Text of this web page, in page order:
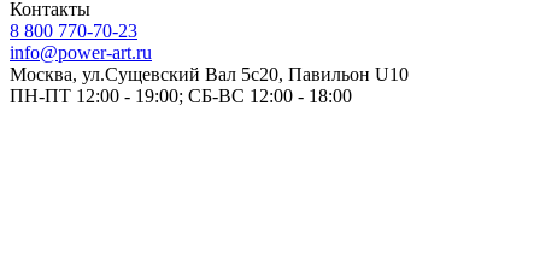
Контакты
8 800 770-70-23
info@power-art.ru
Москва, ул.Сущевский Вал 5с20, Павильон U10
ПН-ПТ 12:00 - 19:00; СБ-ВС 12:00 - 18:00